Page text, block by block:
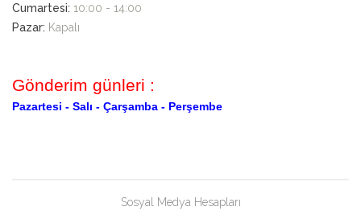
Cumartesi: 10:00 - 14:00
Pazar: Kapalı
Gönderim günleri :
Pazartesi - Salı - Çarşamba - Perşembe
Sosyal Medya Hesapları